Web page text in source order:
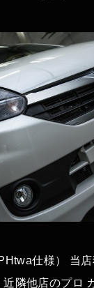
仕様） 当
隣他店のプロ